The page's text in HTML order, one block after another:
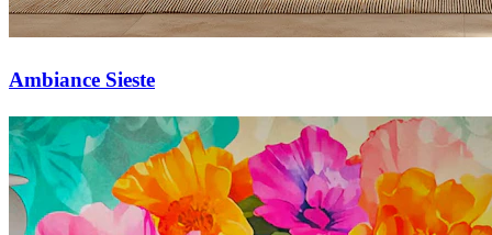
Ambiance Sieste